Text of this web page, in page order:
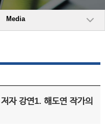
Media
자 강연1. 해도연 작가의